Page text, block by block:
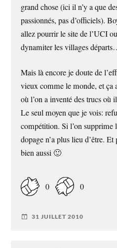
grand chose (ici il n’y a que
passionnés, pas d’officiels).
allez pourrir le site de l’UCI
dynamiter les villages
Mais là encore je doute de
vieux comme le monde, et ça
où l’on a inventé des trucs où
Le seul moyen que je vois:
compétition. Si l’on supprime
dopage n’a plus lieu d’être.
bien aussi 🙂
0 0
31 JUILLET 2010